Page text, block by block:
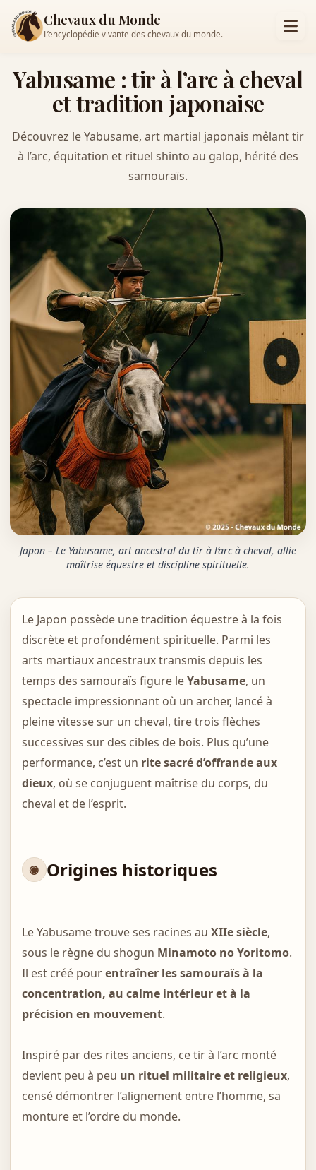
Chevaux du Monde
L’encyclopédie vivante des chevaux du monde.
Yabusame : tir à l’arc à cheval
et tradition japonaise
Découvrez le Yabusame, art martial japonais mêlant tir
à l’arc, équitation et rituel shinto au galop, hérité des
samouraïs.
Japon – Le Yabusame, art ancestral du tir à l’arc à cheval, allie
maîtrise équestre et discipline spirituelle.
Le Japon possède une tradition équestre à la fois
discrète et profondément spirituelle. Parmi les
arts martiaux ancestraux transmis depuis les
temps des samouraïs figure leYabusame, un
spectacle impressionnant où un archer, lancé à
pleine vitesse sur un cheval, tire trois flèches
successives sur des cibles de bois. Plus qu’une
performance, c’est un rite sacré d’offrande aux
dieux, où se conjuguent maîtrise du corps, du
cheval et de l’esprit.
Origines historiques
Le Yabusame trouve ses racines au XIIe siècle,
sous le règne du shogun Minamoto no Yoritomo.
Il est créé pourentraîner les samouraïs à la
concentration, au calme intérieur et à la
précision en mouvement.
Inspiré par des rites anciens, ce tir à l’arc monté
devient peu à peu un rituel militaire et religieux,
censé démontrer l’alignement entre l’homme, sa
monture et l’ordre du monde.